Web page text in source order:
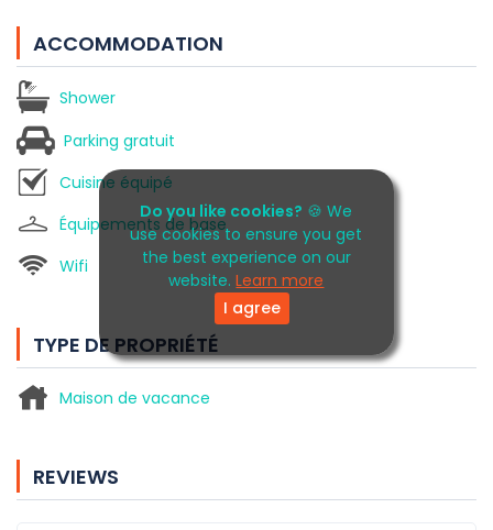
Do you like cookies? 🍪 We
use cookies to ensure you get
the best experience on our
website.Learn more
I agree
ACCOMMODATION
Shower
Parking gratuit
Cuisine équipé
Équipements de base
Wifi
TYPE DE PROPRIÉTÉ
Maison de vacance
REVIEWS